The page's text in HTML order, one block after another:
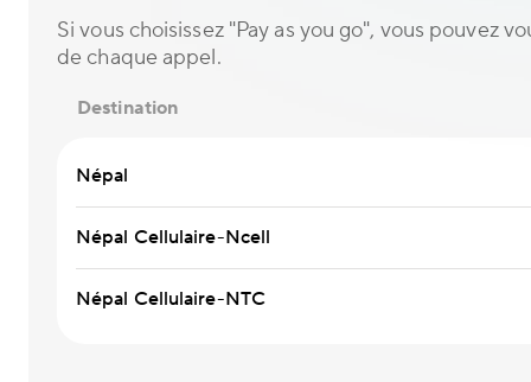
Si vous choisissez "Pay as you go", vous pouvez
de chaque appel.
Destination
Népal
Népal Cellulaire-Ncell
Népal Cellulaire-NTC